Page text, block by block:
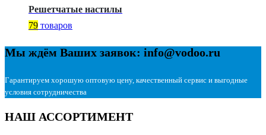
Решетчатые настилы
79 товаров
Мы ждём Ваших заявок: info@vodoo.ru
Гарантируем хорошую оптовую цену, качественный сервис и выгодные
условия сотрудничества
НАШ АССОРТИМЕНТ